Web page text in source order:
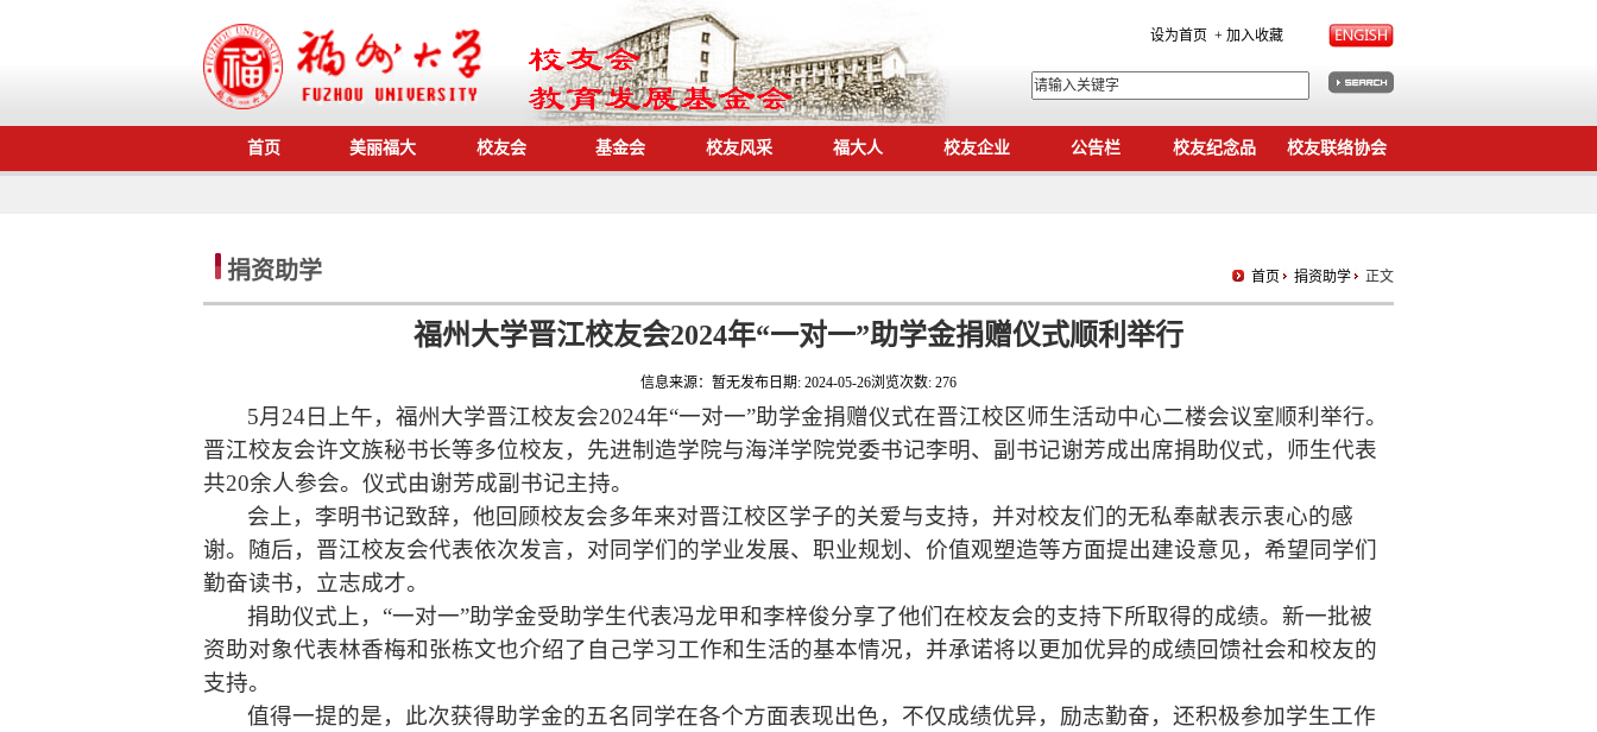
设为首页 + 加入收藏
首页 美丽福大 校友会 基金会 校友风采 福大人 校友企业 公告栏 校友纪念品 校友联络协会
捐资助学 首页 捐资助学 正文
福州大学晋江校友会2024年“一对一”助学金捐赠仪式顺利举行
信息来源： 暂无发布日期: 2024-05-26浏览次数: 276
5月24日上午，福州大学晋江校友会2024年“一对一”助学金捐赠仪式在晋江校区师生活动中心二楼会议室顺利举行。
晋江校友会许文族秘书长等多位校友，先进制造学院与海洋学院党委书记李明、副书记谢芳成出席捐助仪式，师生代表
共20余人参会。仪式由谢芳成副书记主持。
会上，李明书记致辞，他回顾校友会多年来对晋江校区学子的关爱与支持，并对校友们的无私奉献表示衷心的感
谢。随后，晋江校友会代表依次发言，对同学们的学业发展、职业规划、价值观塑造等方面提出建设意见，希望同学们
勤奋读书，立志成才。
捐助仪式上， “一对一”助学金受助学生代表冯龙甲和李梓俊分享了他们在校友会的支持下所取得的成绩。新一批被
资助对象代表林香梅和张栋文也介绍了自己学习工作和生活的基本情况，并承诺将以更加优异的成绩回馈社会和校友的
支持。
值得一提的是，此次获得助学金的五名同学在各个方面表现出色，不仅成绩优异，励志勤奋，还积极参加学生工作